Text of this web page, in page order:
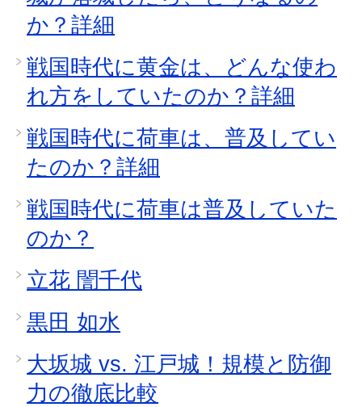
か？詳細
戦国時代に黄金は、どんな使わ
れ方をしていたのか？詳細
戦国時代に荷車は、普及してい
たのか？詳細
戦国時代に荷車は普及していた
のか？
立花 誾千代
黒田 如水
大坂城 vs. 江戸城！規模と防御
力の徹底比較